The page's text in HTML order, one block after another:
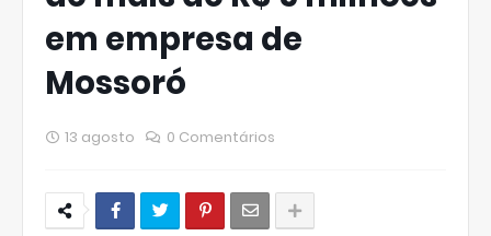
em empresa de
Mossoró
13 agosto 0 Comentários